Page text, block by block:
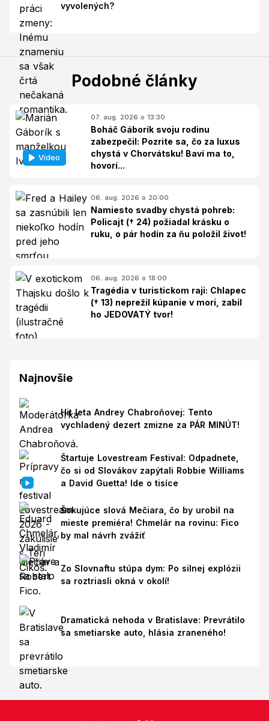
vyvolených?
Podobné články
Video
07. aug. 2026 o 13:30
Boháč Gáborík svoju rodinu
zabezpečil: Pozrite sa, čo za luxus
chystá v Chorvátsku! Baví ma to,
hovorí...
06. aug. 2026 o 20:00
Namiesto svadby chystá pohreb:
Policajt († 24) požiadal krásku o
ruku, o pár hodín za ňu položil život!
06. aug. 2026 o 18:00
Tragédia v turistickom raji: Chlapec
(† 13) neprežil kúpanie v mori, zabil
ho JEDOVATÝ tvor!
Najnovšie
Hit leta Andrey Chabroňovej: Tento
vychladený dezert zmizne za PÁR MINÚT!
Štartuje Lovestream Festival: Odpadnete,
čo si od Slovákov zapýtali Robbie Williams
a David Guetta! Ide o tisíce
Šokujúce slová Mečiara, čo by urobil na
mieste premiéra! Chmelár na rovinu: Fico
by mal návrh zvážiť
Zo Slovnaftu stúpa dym: Po silnej explózii
sa roztriasli okná v okolí!
Dramatická nehoda v Bratislave: Prevrátilo
sa smetiarske auto, hlásia zraneného!